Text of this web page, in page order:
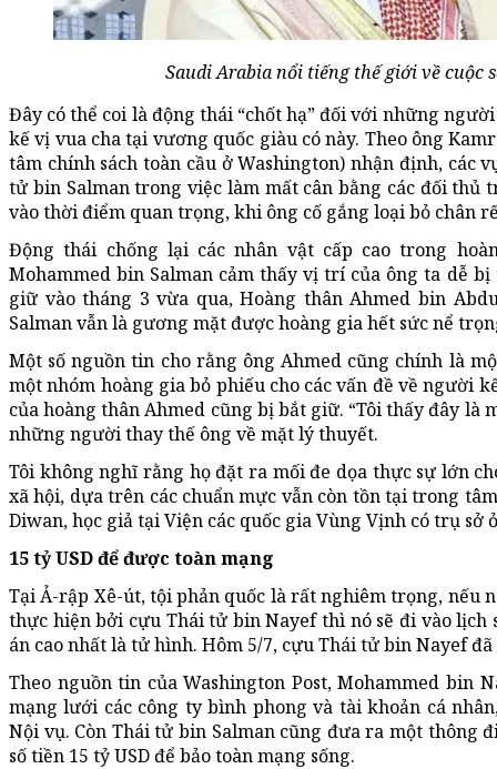
Saudi Arabia nổi tiếng thế giới về cuộc
Đây có thể coi là động thái “chốt hạ” đối với những
kế vị vua cha tại vương quốc giàu có này. Theo ông
tâm chính sách toàn cầu ở Washington) nhận định, các
tử bin Salman trong việc làm mất cân bằng các đối
vào thời điểm quan trọng, khi ông cố gắng loại bỏ chân
Động thái chống lại các nhân vật cấp cao trong
Mohammed bin Salman cảm thấy vị trí của ông ta dễ
giữ vào tháng 3 vừa qua, Hoàng thân Ahmed bin
Salman vẫn là gương mặt được hoàng gia hết sức nể
Một số nguồn tin cho rằng ông Ahmed cũng chính là
một nhóm hoàng gia bỏ phiếu cho các vấn đề về người
của hoàng thân Ahmed cũng bị bắt giữ. “Tôi thấy đây là
những người thay thế ông về mặt lý thuyết.
Tôi không nghĩ rằng họ đặt ra mối đe dọa thực sự lớn
xã hội, dựa trên các chuẩn mực vẫn còn tồn tại trong
Diwan, học giả tại Viện các quốc gia Vùng Vịnh có trụ sở
15 tỷ USD để được toàn mạng
Tại Ả-rập Xê-út, tội phản quốc là rất nghiêm trọng, nếu
thực hiện bởi cựu Thái tử bin Nayef thì nó sẽ đi vào lịch
án cao nhất là tử hình. Hôm 5/7, cựu Thái tử bin Nayef
Theo nguồn tin của Washington Post, Mohammed bin
mạng lưới các công ty bình phong và tài khoản cá
Nội vụ. Còn Thái tử bin Salman cũng đưa ra một thông
số tiền 15 tỷ USD để bảo toàn mạng sống.